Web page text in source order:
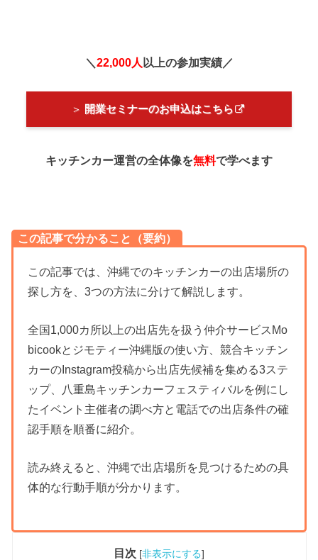
＼ 22,000人 以上の参加実績／
＞ 開業セミナーのお申込はこちら
キッチンカー運営の全体像を無料で学べます
この記事で分かること（要約）
この記事では、沖縄でのキッチンカーの出店場所の
探し方を、3つの方法に分けて解説します。
全国1,000カ所以上の出店先を扱う仲介サービスMo
bicookとジモティー沖縄版の使い方、競合キッチン
カーのInstagram投稿から出店先候補を集める3ステ
ップ、八重島キッチンカーフェスティバルを例にし
たイベント主催者の調べ方と電話での出店条件の確
認手順を順番に紹介。
読み終えると、沖縄で出店場所を見つけるための具
体的な行動手順が分かります。
目次 [非表示にする]